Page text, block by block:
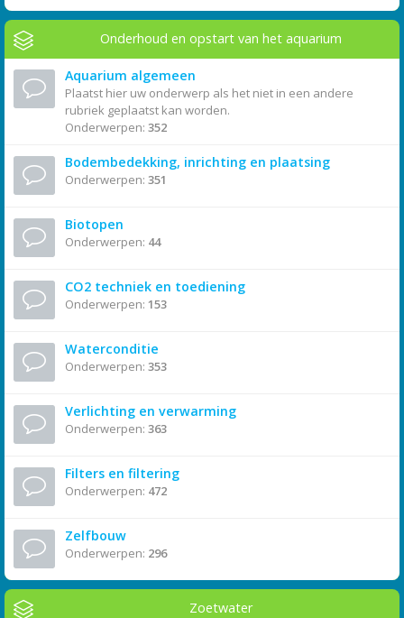
Onderhoud en opstart van het aquarium
Aquarium algemeen
Plaatst hier uw onderwerp als het niet in een andere
rubriek geplaatst kan worden.
Onderwerpen: 352
Bodembedekking, inrichting en plaatsing
Onderwerpen: 351
Biotopen
Onderwerpen: 44
CO2 techniek en toediening
Onderwerpen: 153
Waterconditie
Onderwerpen: 353
Verlichting en verwarming
Onderwerpen: 363
Filters en filtering
Onderwerpen: 472
Zelfbouw
Onderwerpen: 296
Zoetwater